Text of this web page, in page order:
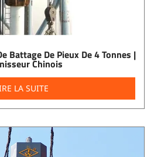
Battage De Pieux De 4 Tonnes |
Chinois
LA SUITE